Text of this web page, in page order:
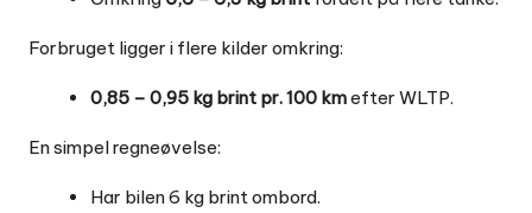
Forbruget ligger i flere kilder omkring:
0,85 – 0,95 kg brint pr. 100 kmefter WLTP.
En simpel regneøvelse:
Har bilen 6 kg brint ombord.